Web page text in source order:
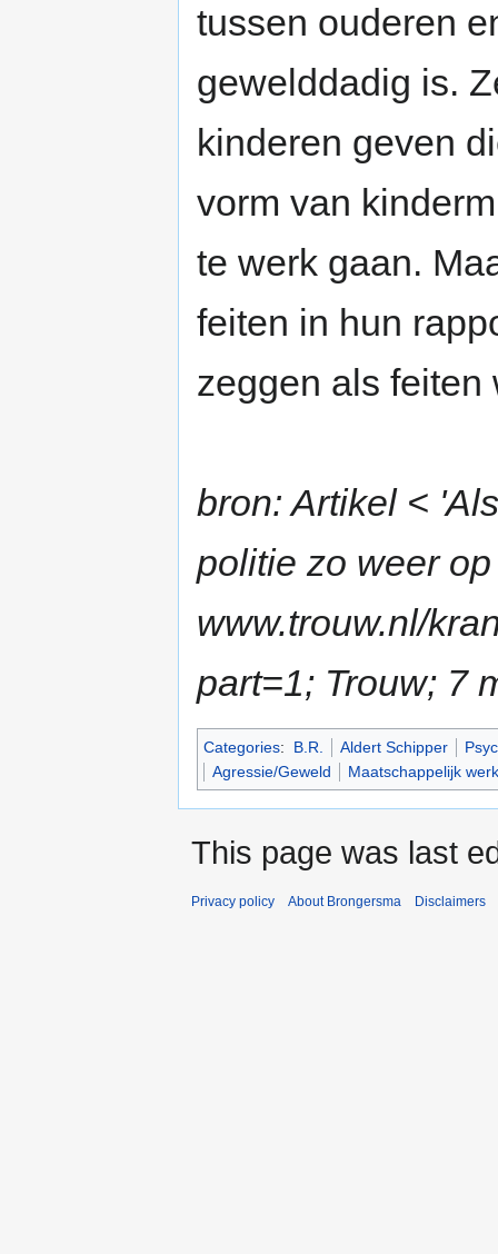
tussen ouderen
gewelddadig is.
kinderen geven
vorm van
te werk gaan.
feiten in hun
zeggen als feiten
bron: Artikel <
politie zo weer
www.trouw.nl/
part=1; Trouw; 7
Categories: B.R. Aldert Schipper
Agressie/Geweld
Maatschappelijk
This page was last
Privacy policy About Brongersma Disclaimers